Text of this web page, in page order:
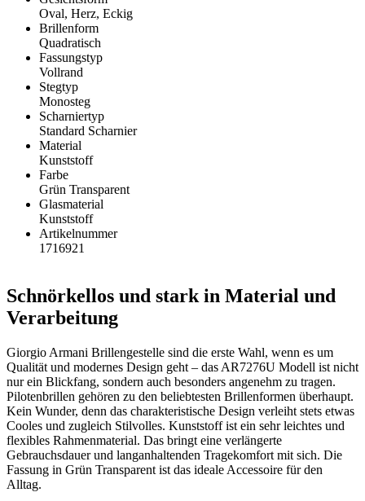
Oval, Herz, Eckig
Brillenform
Quadratisch
Fassungstyp
Vollrand
Stegtyp
Monosteg
Scharniertyp
Standard Scharnier
Material
Kunststoff
Farbe
Grün Transparent
Glasmaterial
Kunststoff
Artikelnummer
1716921
Schnörkellos und stark in Material und
Verarbeitung
Giorgio Armani Brillengestelle sind die erste Wahl, wenn es um
Qualität und modernes Design geht – das AR7276U Modell ist nicht
nur ein Blickfang, sondern auch besonders angenehm zu tragen.
Pilotenbrillen gehören zu den beliebtesten Brillenformen überhaupt.
Kein Wunder, denn das charakteristische Design verleiht stets etwas
Cooles und zugleich Stilvolles. Kunststoff ist ein sehr leichtes und
flexibles Rahmenmaterial. Das bringt eine verlängerte
Gebrauchsdauer und langanhaltenden Tragekomfort mit sich. Die
Fassung in Grün Transparent ist das ideale Accessoire für den
Alltag.